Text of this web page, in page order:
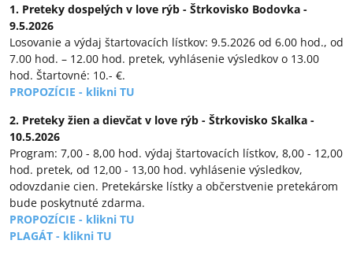
1. Preteky dospelých v love rýb - Štrkovisko Bodovka -
9.5.2026
Losovanie a výdaj štartovacích lístkov: 9.5.2026 od 6.00 hod., od
7.00 hod. – 12.00 hod. pretek, vyhlásenie výsledkov o 13.00
hod. Štartovné: 10.- €.
PROPOZÍCIE - klikni TU
2. Preteky žien a dievčat v love rýb - Štrkovisko Skalka -
10.5.2026
Program: 7,00 - 8,00 hod. výdaj štartovacích lístkov, 8,00 - 12,00
hod. pretek, od 12,00 - 13,00 hod. vyhlásenie výsledkov,
odovzdanie cien. Pretekárske lístky a občerstvenie pretekárom
bude poskytnuté zdarma.
PROPOZÍCIE - klikni TU
PLAGÁT - klikni TU